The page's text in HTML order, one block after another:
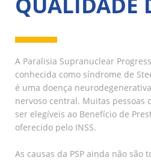
A Paralisia Supranuclear
conhecida como síndrome de
é uma doença
nervoso central. Muitas pessoas
ser elegíveis ao Benefício de
oferecido pelo INSS.
As causas da PSP ainda não são